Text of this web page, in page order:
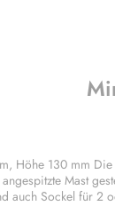
Höhe 130 mm
Mast
auch Sockel für 2